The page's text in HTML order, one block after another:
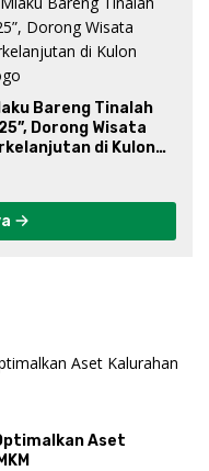
Bareng Tinalah
Dorong Wisata
di Kulon
Aset